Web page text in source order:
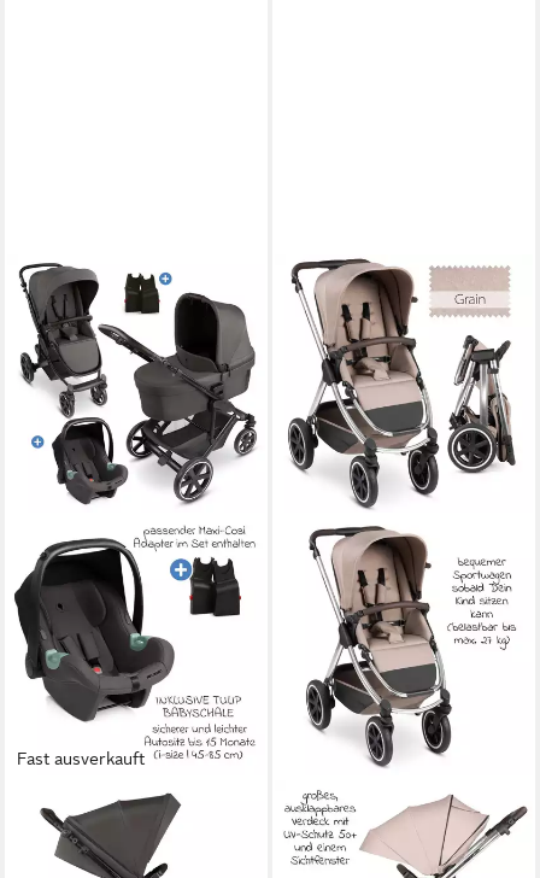
Fast ausverkauft
ABC DESIGN
Kombi-Kinderwagen Sierra -
Nut, 3in1 Kinderwagen Buggy
ABC DESIGN
Kinder-Buggy Samba - Pure
Edition - Grain, Sportwagen